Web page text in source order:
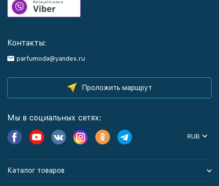
Контакты:
parfumoda@yandex.ru
Проложить маршрут
Мы в социальных сетях:
RUB
Каталог товаров